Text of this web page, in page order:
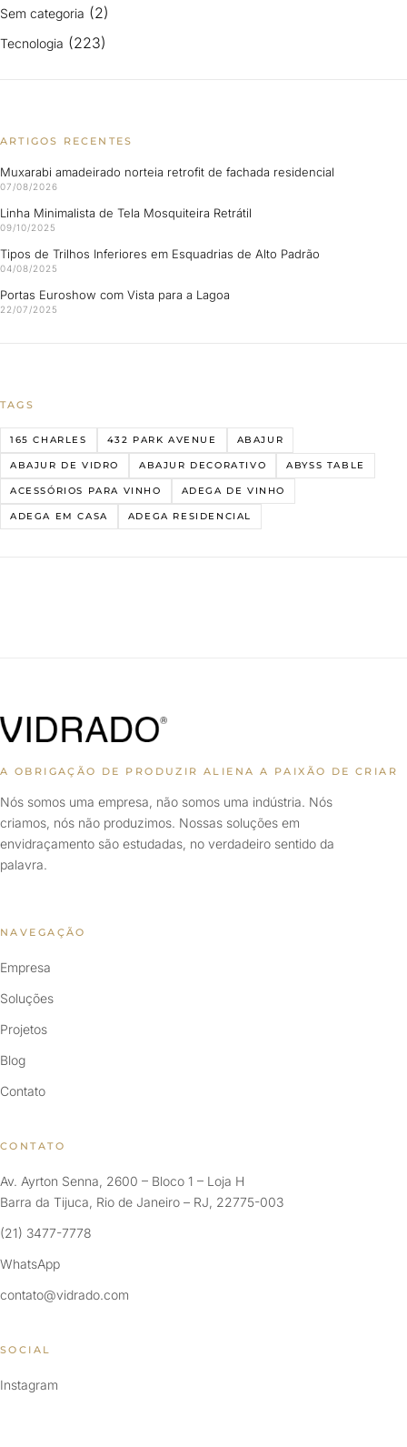
Sem categoria (2)
Tecnologia (223)
ARTIGOS RECENTES
Muxarabi amadeirado norteia retrofit de fachada residencial
07/08/2026
Linha Minimalista de Tela Mosquiteira Retrátil
09/10/2025
Tipos de Trilhos Inferiores em Esquadrias de Alto Padrão
04/08/2025
Portas Euroshow com Vista para a Lagoa
22/07/2025
TAGS
165 CHARLES 432 PARK AVENUE ABAJUR
ABAJUR DE VIDRO ABAJUR DECORATIVO ABYSS TABLE
ACESSÓRIOS PARA VINHO ADEGA DE VINHO
ADEGA EM CASA ADEGA RESIDENCIAL
A OBRIGAÇÃO DE PRODUZIR ALIENA A PAIXÃO DE CRIAR
Nós somos uma empresa, não somos uma indústria. Nós
criamos, nós não produzimos. Nossas soluções em
envidraçamento são estudadas, no verdadeiro sentido da
palavra.
NAVEGAÇÃO
Empresa
Soluções
Projetos
Blog
Contato
CONTATO
Av. Ayrton Senna, 2600 – Bloco 1 – Loja H
Barra da Tijuca, Rio de Janeiro – RJ, 22775-003
(21) 3477-7778
WhatsApp
contato@vidrado.com
SOCIAL
Instagram